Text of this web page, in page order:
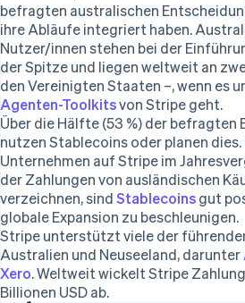
befragten australischen
ihre Abläufe integriert haben.
Nutzer/innen stehen bei der
der Spitze und liegen weltweit an
den Vereinigten Staaten –, wenn es
Agenten-Toolkitsvon Stripe geht.
Über die Hälfte (53 %) der
nutzen Stablecoins oder planen
Unternehmen auf Stripe im
der Zahlungen von ausländischen
verzeichnen, sindStablecoinsgut
globale Expansion zu beschleunigen.
Stripe unterstützt viele der
Australien und Neuseeland, darunter
Xero. Weltweit wickelt Stripe
Billionen USD ab.
English简体中文
Spanien
EspañolEnglish
Thailand
ไทย English
Tschechische Republik
English
Ungarn
English
Vereinigte Arabische Emirate
English
Vereinigte Staaten
EnglishEspañol简体中文
Vereinigtes Königreich
English
Zypern
English